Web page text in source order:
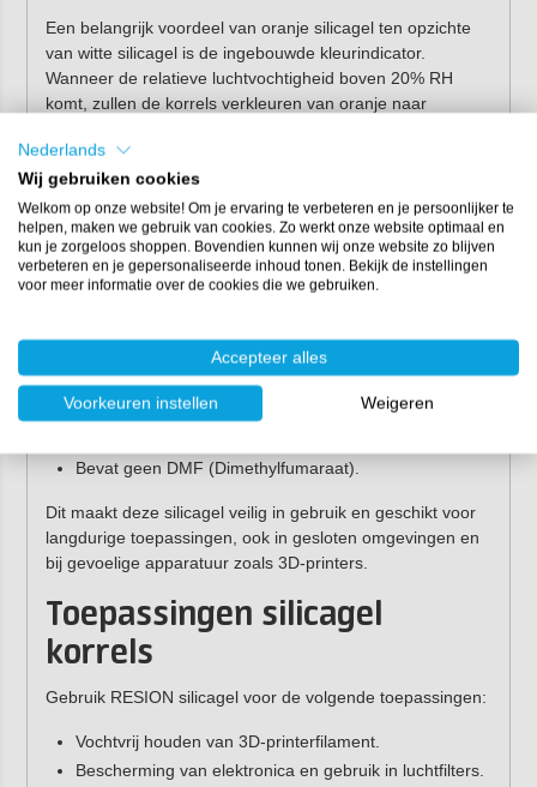
Een belangrijk voordeel van oranje silicagel ten opzichte
van witte silicagel is de ingebouwde kleurindicator.
Wanneer de relatieve luchtvochtigheid boven 20% RH
komt, zullen de korrels verkleuren van oranje naar
Oranje: actief en klaar voor gebruik.
Groen/blauw:verzadigd met vocht.
Zodra de kleur verandert, weet je direct dat de silicagel
geregenereerd moet worden.
Is veilig en milieuvriendelijk.
Bevat geen DMF (Dimethylfumaraat).
Dit maakt deze silicagel veilig in gebruik en geschikt voor
langdurige toepassingen, ook in gesloten omgevingen en
bij gevoelige apparatuur zoals 3D-printers.
Toepassingen silicagel
korrels
Gebruik RESION silicagel voor de volgende toepassingen:
Vochtvrij houden van 3D-printerfilament.
Bescherming van elektronica en gebruik in luchtfilters.
Nederlands
Wij gebruiken cookies
Welkom op onze website! Om je ervaring te verbeteren en je persoonlijker te
helpen, maken we gebruik van cookies. Zo werkt onze website optimaal en
kun je zorgeloos shoppen. Bovendien kunnen wij onze website zo blijven
verbeteren en je gepersonaliseerde inhoud tonen. Bekijk de instellingen
voor meer informatie over de cookies die we gebruiken.
Accepteer alles
Voorkeuren instellen Weigeren